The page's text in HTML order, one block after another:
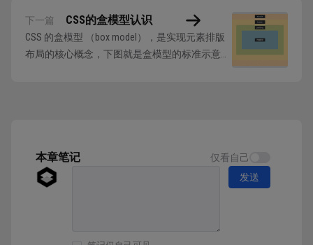
下一篇 CSS的盒模型认识
CSS 的盒模型 （box model），是实现元素排版
布局的核心概念，下图就是盒模型的标准示意
本章笔记 仅看自己
发送